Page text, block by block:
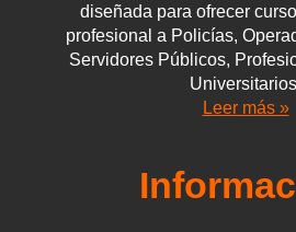
diseñada para ofrecer
profesional a Policías,
Servidores Públicos,
Leer más »